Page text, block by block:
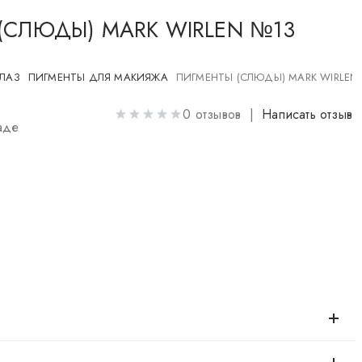
MARK WIRLEN №13
ПИГМЕНТЫ ДЛЯ МАКИЯЖА ПИГМЕНТЫ (СЛЮДЫ) MARK
0 отзывов | Написать отзыв